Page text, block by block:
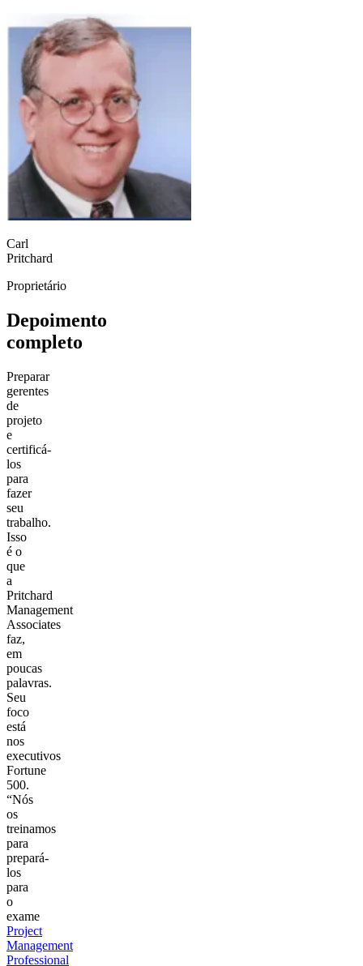
Carl
Pritchard
Proprietário
Depoimento
completo
Preparar
gerentes
de
projeto
e
certificá-
los
para
fazer
seu
trabalho.
Isso
é o
que
a
Pritchard
Management
Associates
faz,
em
poucas
palavras.
Seu
foco
está
nos
executivos
Fortune
500.
“Nós
os
treinamos
para
prepará-
los
para
o
exame
Project
Management
Professional